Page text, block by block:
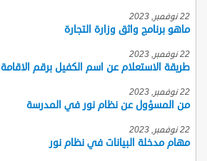
22 نوفمبر, 2023
ماهو برنامج واثق وزارة التجارة
22 نوفمبر, 2023
طريقة الاستعلام عن اسم الكفيل برقم الاقامة
22 نوفمبر, 2023
من المسؤول عن نظام نور في المدرسة
22 نوفمبر, 2023
مهام مدخلة البيانات في نظام نور